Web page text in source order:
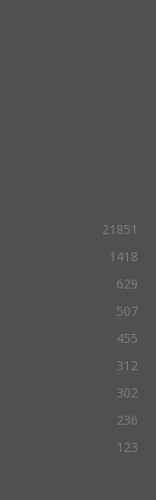
21851
1418
629
507
455
312
302
236
123